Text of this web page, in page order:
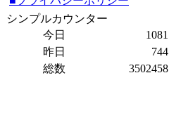
シンプルカウンター
今日
1081
昨日
744
総数
3502458